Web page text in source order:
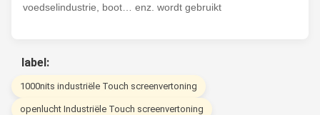
voedselindustrie, boot… enz. wordt gebruikt
label:
1000nits industriële Touch screenvertoning
openlucht Industriële Touch screenvertoning